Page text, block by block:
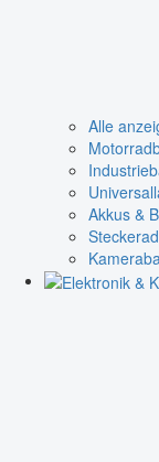
Alle
Akkus &